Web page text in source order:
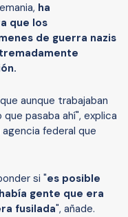
ha
que los
de guerra nazis
aunque trabajaban
pasaba ahí", explica
federal que
si "es posible
gente que era
fusilada", añade.